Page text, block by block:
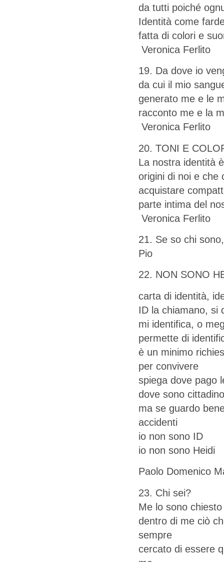
da tutti poiché
Identità come
fatta di colori e
Veronica Ferlito
19. Da dove io
da cui il mio
generato me e le
racconto me e la
Veronica Ferlito
20. TONI E
La nostra identità
origini di noi e che
acquistare
parte intima del
Veronica Ferlito
21. Se so chi
Pio
22. NON SONO
carta di identità,
ID la chiamano, si
mi identifica, o
permette di
è un minimo
per convivere
spiega dove pago
dove sono cittadino
ma se guardo
accidenti
io non sono ID
io non sono Heidi
Paolo Domenico
23. Chi sei?
Me lo sono
dentro di me ciò
sempre
cercato di essere